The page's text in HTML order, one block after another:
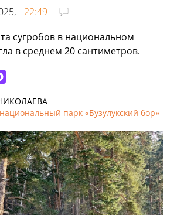
22:49
сугробов в национальном
в среднем 20 сантиметров.
национальный парк «Бузулукский бор»